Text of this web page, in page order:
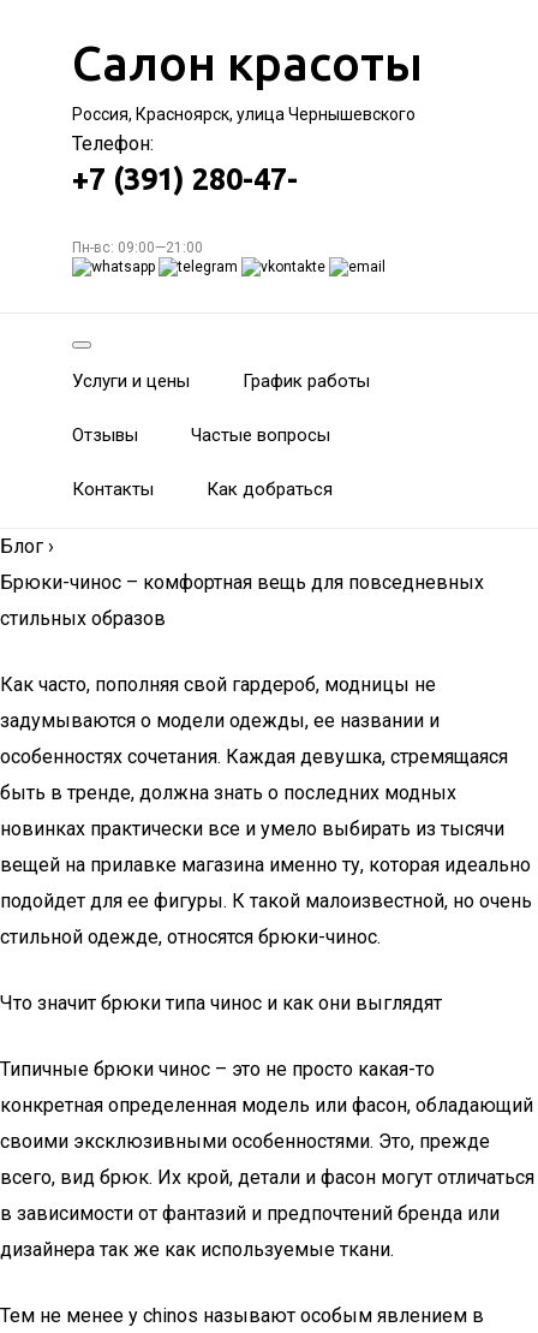
Салон красоты
Россия, Красноярск, улица Чернышевского
Телефон:
+7 (391) 280-47-
Пн-вс: 09:00—21:00
Услуги и цены График работы
Отзывы Частые вопросы
Контакты Как добраться
Блог ›
Брюки-чинос – комфортная вещь для повседневных
стильных образов
Как часто, пополняя свой гардероб, модницы не
задумываются о модели одежды, ее названии и
особенностях сочетания. Каждая девушка, стремящаяся
быть в тренде, должна знать о последних модных
новинках практически все и умело выбирать из тысячи
вещей на прилавке магазина именно ту, которая идеально
подойдет для ее фигуры. К такой малоизвестной, но очень
стильной одежде, относятся брюки-чинос.
Что значит брюки типа чинос и как они выглядят
Типичные брюки чинос – это не просто какая-то
конкретная определенная модель или фасон, обладающий
своими эксклюзивными особенностями. Это, прежде
всего, вид брюк. Их крой, детали и фасон могут отличаться
в зависимости от фантазий и предпочтений бренда или
дизайнера так же как используемые ткани.
Тем не менее у сhinos называют особым явлением в